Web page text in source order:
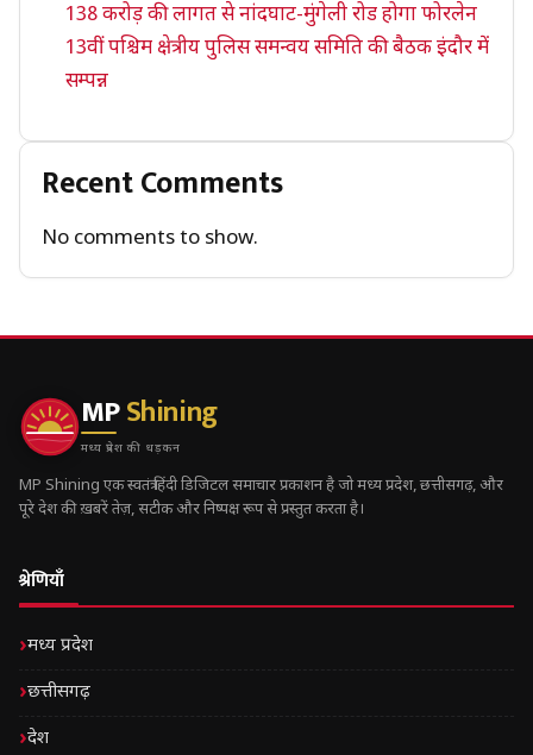
138 करोड़ की लागत से नांदघाट-मुंगेली रोड होगा फोरलेन
13वीं पश्चिम क्षेत्रीय पुलिस समन्वय समिति की बैठक इंदौर में
सम्पन्न
Recent Comments
No comments to show.
MPShining
मध्य प्रदेश की धड़कन
MP Shining एक स्वतंत्र हिंदी डिजिटल समाचार प्रकाशन है जो मध्य प्रदेश, छत्तीसगढ़, और
पूरे देश की ख़बरें तेज़, सटीक और निष्पक्ष रूप से प्रस्तुत करता है।
श्रेणियाँ
मध्य प्रदेश
छत्तीसगढ़
देश